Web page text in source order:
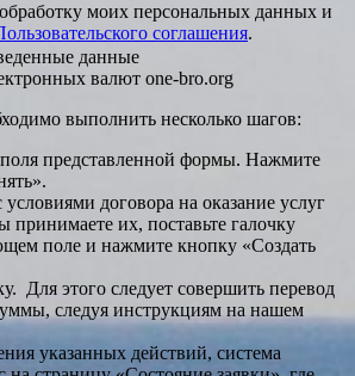
моих персональных данных и
соглашения.
данные
валют one-bro.org
выполнить несколько шагов:
поля представленной формы. Нажмите
условиями договора на оказание услуг
принимаете их, поставьте галочку
поле и нажмите кнопку «Создать
Для этого следует совершить перевод
следуя инструкциям на нашем
указанных действий, система